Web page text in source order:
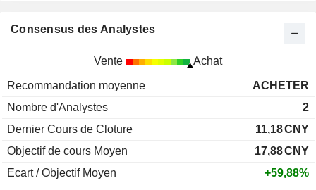
Consensus des Analystes
Vente Achat
Recommandation moyenne
ACHETER
Nombre d'Analystes
2
Dernier Cours de Cloture
11,18CNY
Objectif de cours Moyen
17,88CNY
Ecart / Objectif Moyen
+59,88%